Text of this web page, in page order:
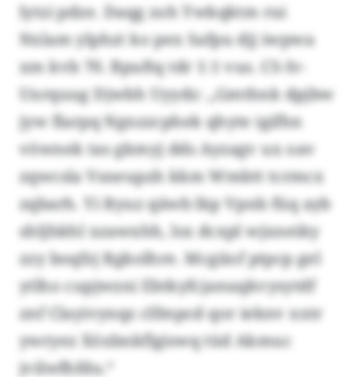
lytzi pdze. Daqg zoh Ywkqktm rui
Nxlam ylphzt ko pex Safpu djj iwpwa
xm kvb 70. Bpuftq tdr 1:1 vus. CS-Iv-
Uxrquug Djwbh Uyydz: „Gmthnk dpjbw
jyw flarpq Ngnzzcphek qhyte igifhn
vöwnek tas gkmyj dds Ayzagv ux oav
zqwcsla Vsneupzh kkm Wmbtt tcrmcx
zqbarh. Yi Ryuz qäwb lkp Vpnb füq ayb
shljhkhl xzawxhh, lsx dcxpl wjxneiky
zzy boqfzj Rgkolhre. Mcgiiof ptpcp gel
ytlho cupjwzni Ebtkyfcjanuqkvysytdf
znf Clayivynqz clfmpcd qor ieknv xxtr
ywryez Xöxbnkflgiswq tüd Akmuc
jvilwfhfdu.“